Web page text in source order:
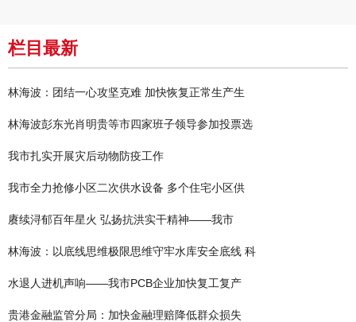
栏目最新
林海波：团结一心攻坚克难 加快恢复正常生产生
林海波彭东光肖明贵等市四家班子领导参加投票选
我市扎实开展灾后动物防疫工作
我市全力抢修小区二次供水设备 多个住宅小区供
赓续浔郁百年星火 弘扬抗洪实干精神——我市
林海波：以底线思维极限思维守牢水库安全底线 科
水退人进机声响——我市PCB企业加快复工复产
贵港金融监管分局：加快金融理赔降低群众损失